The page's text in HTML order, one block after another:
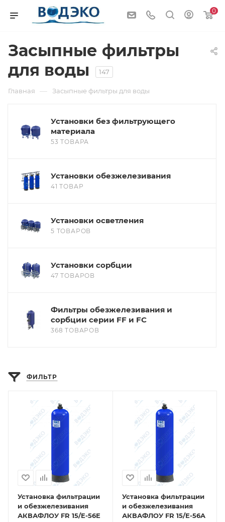
0
Засыпные фильтры
для воды
147
Главная — Засыпные фильтры для воды
Установки без фильтрующего
материала
53 ТОВАРА
Установки обезжелезивания
41 ТОВАР
Установки осветления
5 ТОВАРОВ
Установки сорбции
47 ТОВАРОВ
Фильтры обезжелезивания и
сорбции серии FF и FC
368 ТОВАРОВ
ФИЛЬТР
Установка фильтрации
и обезжелезивания
АКВАФЛОУ FR 15/E-56E
Установка фильтрации
и обезжелезивания
АКВАФЛОУ FR 15/E-56A